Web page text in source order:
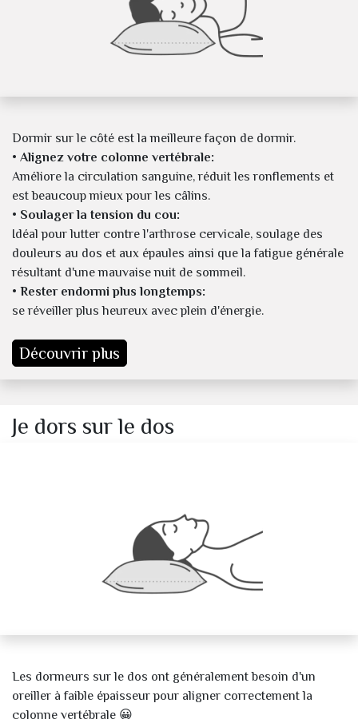
Dormir sur le côté est la meilleure façon de dormir.
• Alignez votre colonne vertébrale:
Améliore la circulation sanguine, réduit les ronflements et
est beaucoup mieux pour les câlins.
• Soulager la tension du cou:
Idéal pour lutter contre l'arthrose cervicale, soulage des
douleurs au dos et aux épaules ainsi que la fatigue générale
résultant d'une mauvaise nuit de sommeil.
• Rester endormi plus longtemps:
se réveiller plus heureux avec plein d'énergie.
Découvrir plus
Je dors sur le dos
Les dormeurs sur le dos ont généralement besoin d'un
oreiller à faible épaisseur pour aligner correctement la
colonne vertébrale 😀